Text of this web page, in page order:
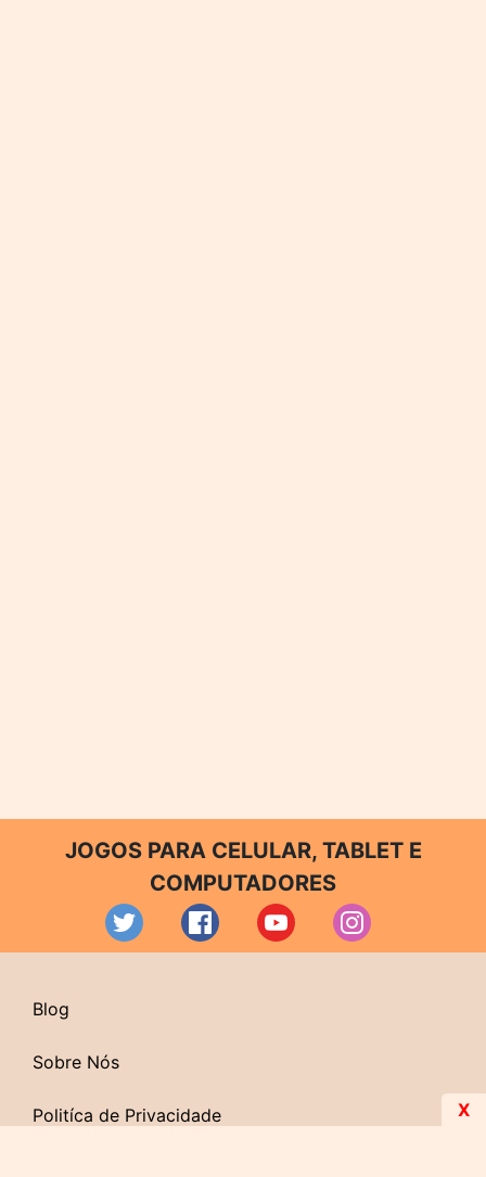
JOGOS PARA CELULAR, TABLET E
COMPUTADORES
Blog
Sobre Nós
Politíca de Privacidade X